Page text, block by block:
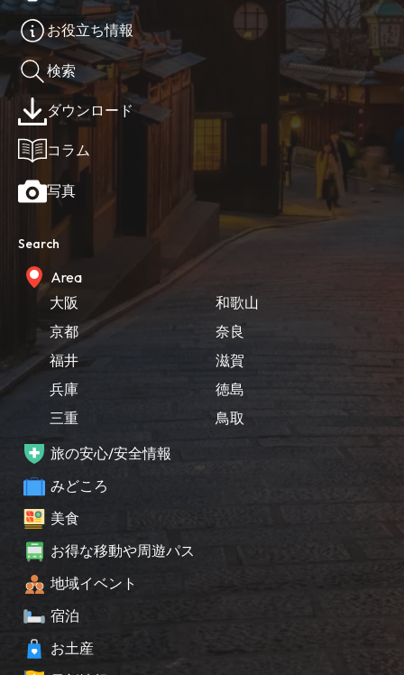
お役立ち情報
検索
ダウンロード
コラム
写真
Search
Area
大阪
京都
福井
兵庫
三重
和歌山
奈良
滋賀
徳島
鳥取
旅の安心/安全情報
みどころ
美食
お得な移動や周遊パス
地域イベント
宿泊
お土産